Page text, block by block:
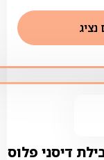
דיסני פלוס